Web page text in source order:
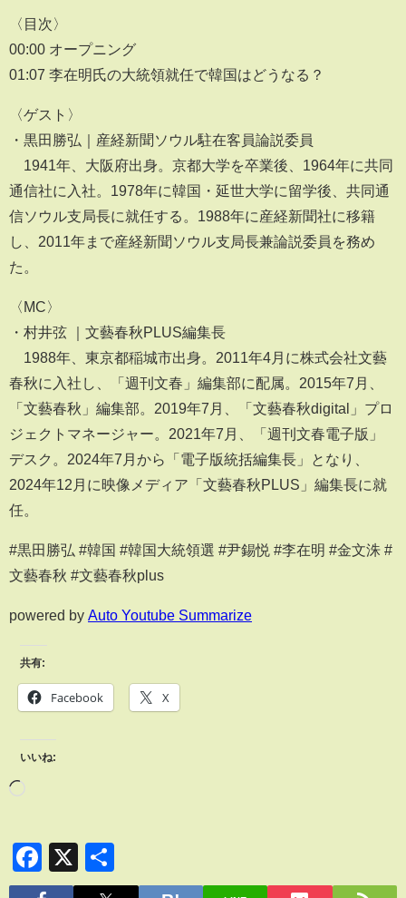
〈目次〉
00:00 オープニング
01:07 李在明氏の大統領就任で韓国はどうなる？
〈ゲスト〉
・黒田勝弘｜産経新聞ソウル駐在客員論説委員
1941年、大阪府出身。京都大学を卒業後、1964年に共同
通信社に入社。1978年に韓国・延世大学に留学後、共同通
信ソウル支局長に就任する。1988年に産経新聞社に移籍
し、2011年まで産経新聞ソウル支局長兼論説委員を務め
た。
〈MC〉
・村井弦 ｜文藝春秋PLUS編集長
1988年、東京都稲城市出身。2011年4月に株式会社文藝
春秋に入社し、「週刊文春」編集部に配属。2015年7月、
「文藝春秋」編集部。2019年7月、「文藝春秋digital」プロ
ジェクトマネージャー。2021年7月、「週刊文春電子版」
デスク。2024年7月から「電子版統括編集長」となり、
2024年12月に映像メディア「文藝春秋PLUS」編集長に就
任。
#黒田勝弘 #韓国 #韓国大統領選 #尹錫悦 #李在明 #金文洙 #
文藝春秋 #文藝春秋plus
powered by Auto Youtube Summarize
共有:
Facebook X
いいね:
Facebook
X
有